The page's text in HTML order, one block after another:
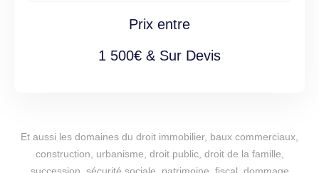
Prix entre
1 500€ & Sur Devis
Et aussi les domaines du droit immobilier, baux commerciaux,
construction, urbanisme, droit public, droit de la famille,